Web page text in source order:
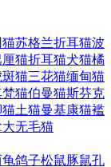
猫苏格兰折耳猫波
厘猫折耳猫犬猫橘
斑猫三花猫缅甸猫
梵猫伯曼猫斯芬克
猫土猫曼基康猫褴
大无毛猫
龟鸽子松鼠豚鼠孔